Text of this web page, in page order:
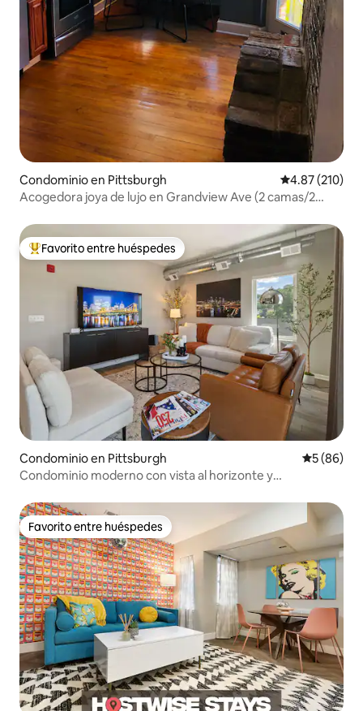
Condominio en Pittsburgh Calificación
4.87 (210)
Acogedora joya de lujo en Grandview Ave (2 camas/2
De los mejores en Favorito entre huéspedes
Favorito entre huéspedes
Condominio en Pittsburgh
5 (86)
Condominio moderno con vista al horizonte y
Favorito entre huéspedes
Favorito entre huéspedes